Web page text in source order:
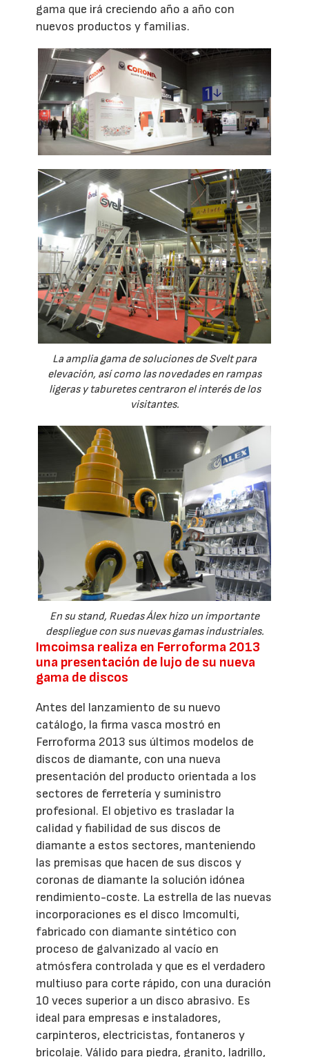
gama que irá creciendo año a año con
nuevos productos y familias.
La amplia gama de soluciones de Svelt para
elevación, así como las novedades en rampas
ligeras y taburetes centraron el interés de los
visitantes.
En su stand, Ruedas Álex hizo un importante
despliegue con sus nuevas gamas industriales.
Imcoimsa realiza en Ferroforma 2013
una presentación de lujo de su nueva
gama de discos
Antes del lanzamiento de su nuevo
catálogo, la firma vasca mostró en
Ferroforma 2013 sus últimos modelos de
discos de diamante, con una nueva
presentación del producto orientada a los
sectores de ferretería y suministro
profesional. El objetivo es trasladar la
calidad y fiabilidad de sus discos de
diamante a estos sectores, manteniendo
las premisas que hacen de sus discos y
coronas de diamante la solución idónea
rendimiento-coste. La estrella de las nuevas
incorporaciones es el disco Imcomulti,
fabricado con diamante sintético con
proceso de galvanizado al vacío en
atmósfera controlada y que es el verdadero
multiuso para corte rápido, con una duración
10 veces superior a un disco abrasivo. Es
ideal para empresas e instaladores,
carpinteros, electricistas, fontaneros y
bricolaje. Válido para piedra, granito, ladrillo,